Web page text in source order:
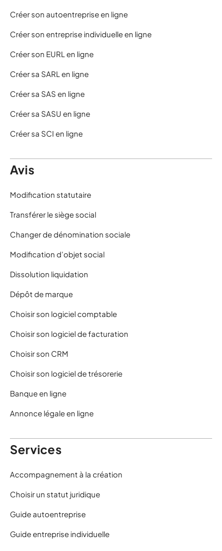
Créer son autoentreprise en ligne
Créer son entreprise individuelle en ligne
Créer son EURL en ligne
Créer sa SARL en ligne
Créer sa SAS en ligne
Créer sa SASU en ligne
Créer sa SCI en ligne
Avis
Modification statutaire
Transférer le siège social
Changer de dénomination sociale
Modification d’objet social
Dissolution liquidation
Dépôt de marque
Choisir son logiciel comptable
Choisir son logiciel de facturation
Choisir son CRM
Choisir son logiciel de trésorerie
Banque en ligne
Annonce légale en ligne
Services
Accompagnement à la création
Choisir un statut juridique
Guide autoentreprise
Guide entreprise individuelle